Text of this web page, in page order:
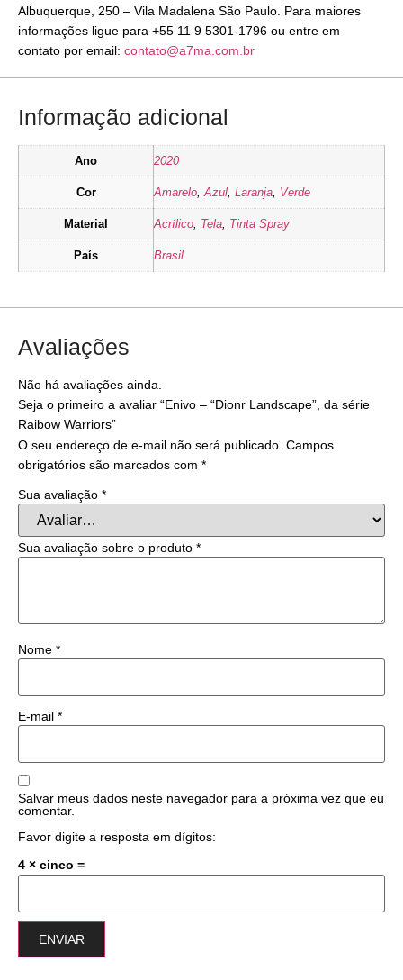
Albuquerque, 250 – Vila Madalena São Paulo. Para maiores
informações ligue para +55 11 9 5301-1796 ou entre em
contato por email: contato@a7ma.com.br
Informação adicional
Ano 2020
Cor Amarelo Azul Laranja Verde
Material Acrílico Tela Tinta Spray
País Brasil
Avaliações
Não há avaliações ainda.
Seja o primeiro a avaliar “Enivo – “Dionr Landscape”, da série
Raibow Warriors”
O seu endereço de e-mail não será publicado. Campos
obrigatórios são marcados com *
Sua avaliação *
Sua avaliação sobre o produto *
Nome *
E-mail *
Salvar meus dados neste navegador para a próxima vez que eu
comentar.
Favor digite a resposta em dígitos:
4 × cinco =